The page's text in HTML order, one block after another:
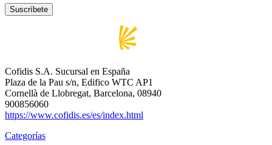
Cofidis S.A. Sucursal en España
Plaza de la Pau s/n, Edifico WTC AP1
Cornellà de Llobregat, Barcelona, 08940
900856060
https://www.cofidis.es/es/index.html
Categorías